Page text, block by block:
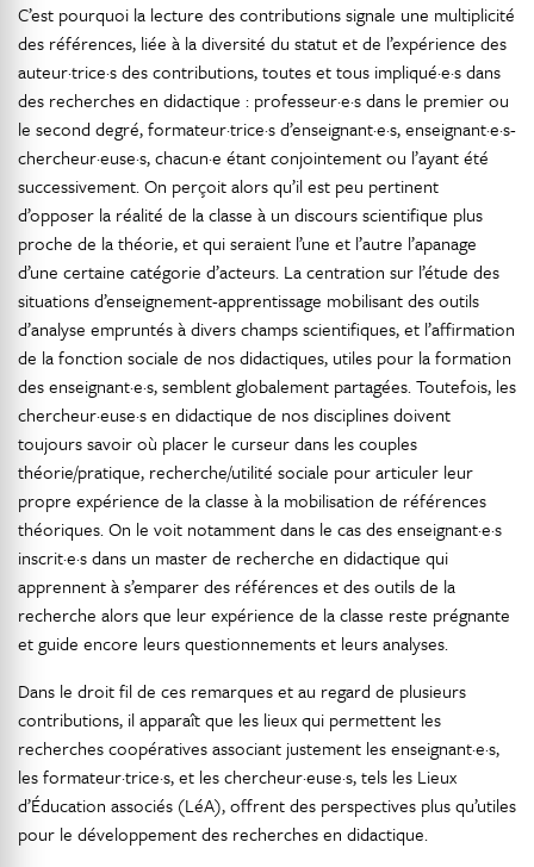
C’est pourquoi la lecture des contributions signale une multiplicité
des références, liée à la diversité du statut et de l’expérience des
auteur·trice·s des contributions, toutes et tous impliqué·e·s dans
des recherches en didactique : professeur·e·s dans le premier ou
le second degré, formateur·trice·s d’enseignant·e·s, enseignant·e·s-
chercheur·euse·s, chacun·e étant conjointement ou l’ayant été
successivement. On perçoit alors qu’il est peu pertinent
d’opposer la réalité de la classe à un discours scientifique plus
proche de la théorie, et qui seraient l’une et l’autre l’apanage
d’une certaine catégorie d’acteurs. La centration sur l’étude des
situations d’enseignement-apprentissage mobilisant des outils
d’analyse empruntés à divers champs scientifiques, et l’affirmation
de la fonction sociale de nos didactiques, utiles pour la formation
des enseignant·e·s, semblent globalement partagées. Toutefois, les
chercheur·euse·s en didactique de nos disciplines doivent
toujours savoir où placer le curseur dans les couples
théorie/pratique, recherche/utilité sociale pour articuler leur
propre expérience de la classe à la mobilisation de références
théoriques. On le voit notamment dans le cas des enseignant·e·s
inscrit·e·s dans un master de recherche en didactique qui
apprennent à s’emparer des références et des outils de la
recherche alors que leur expérience de la classe reste prégnante
et guide encore leurs questionnements et leurs analyses.
Dans le droit fil de ces remarques et au regard de plusieurs
contributions, il apparaît que les lieux qui permettent les
recherches coopératives associant justement les enseignant·e·s,
les formateur·trice·s, et les chercheur·euse·s, tels les Lieux
d’Éducation associés (LéA), offrent des perspectives plus qu’utiles
pour le développement des recherches en didactique.